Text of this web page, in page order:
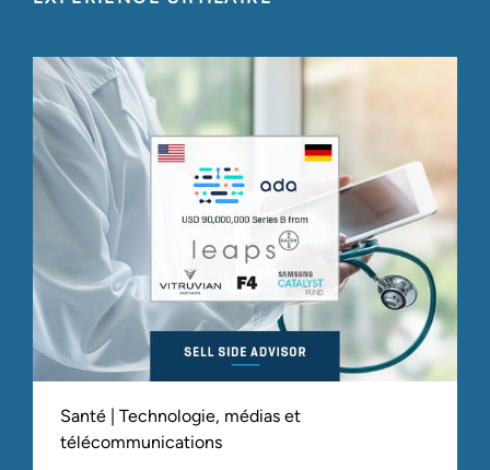
Santé | Technologie, médias et
télécommunications